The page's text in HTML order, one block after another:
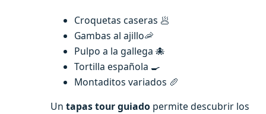
Croquetas caseras 🥟
Gambas al ajillo🦐
Pulpo a la gallega 🐙
Tortilla española 🍳
Montaditos variados 🥖
Un tapas tour guiado permite descubrir los